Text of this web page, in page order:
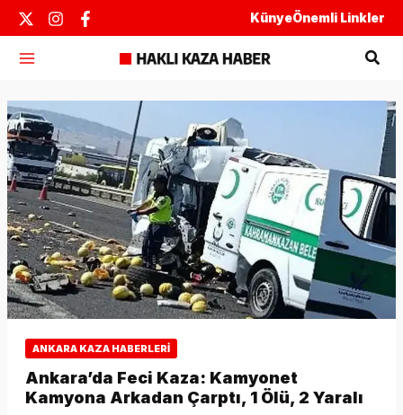
İçeriğe
atla
KünyeÖnemli Linkler
ANKARA KAZA HABERLERI
Ankara’da Feci Kaza: Kamyonet
Kamyona Arkadan Çarptı, 1 Ölü, 2 Yaralı